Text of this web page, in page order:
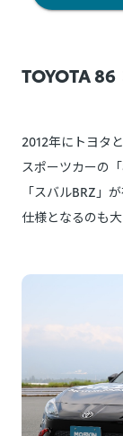
TOYOTA
2012年にトヨタ
スポーツカーの
「スバルBRZ」
仕様となるのも